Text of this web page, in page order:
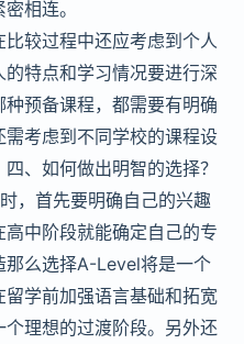
相连。
比较过程中还应考虑到个人
特点和学习情况要进行深
预备课程，都需要有明确
考虑到不同学校的课程设
、如何做出明智的选择？
，首先要明确自己的兴趣
中阶段就能确定自己的专
那么选择A-Level将是一个
学前加强语言基础和拓宽
理想的过渡阶段。另外还